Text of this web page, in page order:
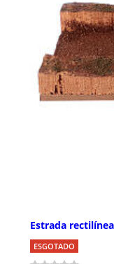
Estrada
ESGOTADO